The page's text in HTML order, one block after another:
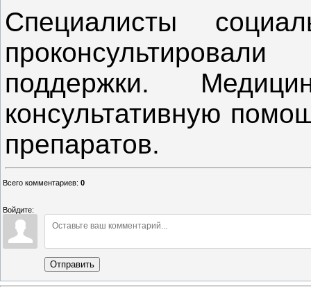
Специалисты
поддержки.
консультативную
препаратов.
Всего комментариев: 0
Войдите:
Отправить